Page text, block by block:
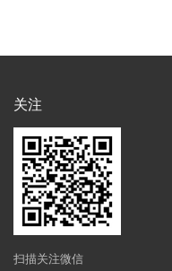
关注
扫描关注微信